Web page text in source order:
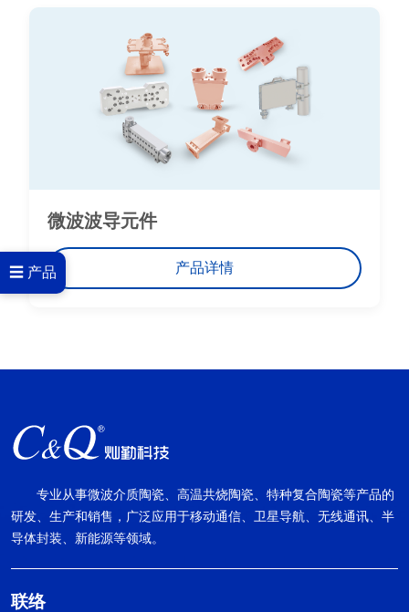
微波波导元件
产品详情
☰ 产品
专业从事微波介质陶瓷、高温共烧陶瓷、特种复合陶瓷等产品的
研发、生产和销售，广泛应用于移动通信、卫星导航、无线通讯、半
导体封装、新能源等领域。
联络